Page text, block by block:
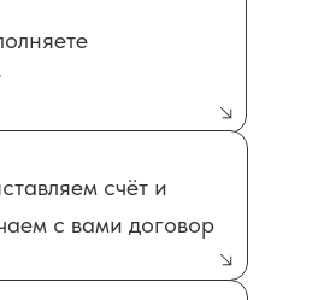
счёт и
с вами договор